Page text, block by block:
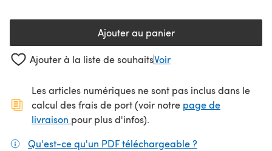
Ajouter au panier
Ajouter à la liste de souhaitsVoir
Les articles numériques ne sont pas inclus dans le
calcul des frais de port (voir notre page de
livraison (s'ouvre dans un nouvel onglet)
pour plus d'infos).
Qu'est-ce qu'un PDF téléchargeable ?